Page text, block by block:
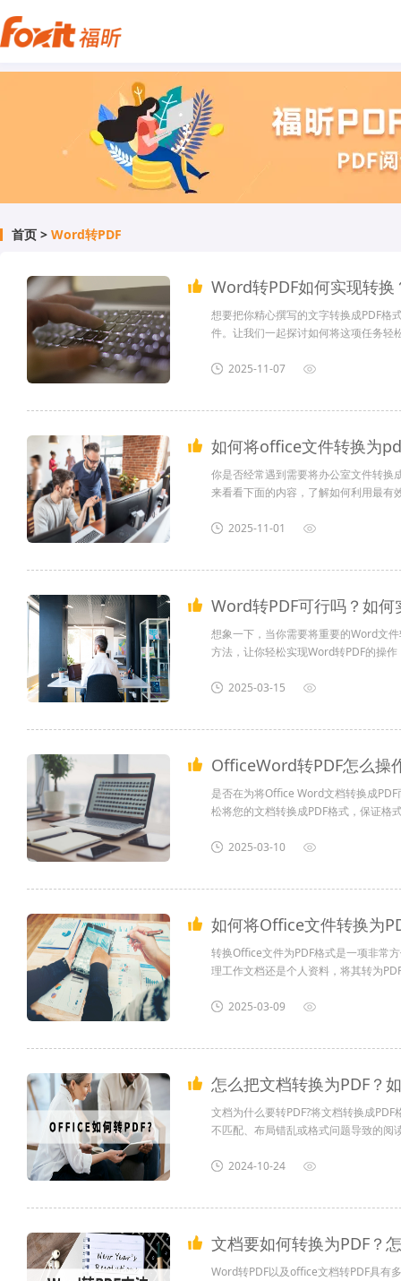
首页 > Word转PDF
Word转PDF如何实现转
想要把你精心撰写的文字转换成PDF格
件。让我们一起探讨如何将这项任务轻
使用。尤其是我们在做好的word文件
2025-11-07
如何将office文件转换为
你是否经常遇到需要将办公室文件转换
来看看下面的内容，了解如何利用最有
管理等多种功能为一体的一款阅读器。
2025-11-01
Word转PDF可行吗？如
想象一下，当你需要将重要的Word文
方法，让你轻松实现Word转PDF的操
您对软件/工具使用教程有任何疑问，
2025-03-15
OfficeWord转PDF怎么操
是否在为将Office Word文档转换成
松将您的文档转换成PDF格式，保证格
growth.com/0UNR1?e=QsjC6j9p（黏
2025-03-10
如何将Office文件转换为
转换Office文件为PDF格式是一项非常
理工作文档还是个人资料，将其转为
e=QsjC6j9p（黏贴链接至微信打开）
2025-03-09
怎么把文档转换为PDF？
文档为什么要转PDF?将文档转换成
不匹配、布局错乱或格式问题导致的阅
PDF的操作吧。 怎么把文
2024-10-24
文档要如何转换为PDF？
Word转PDF以及office文档转PDF具有